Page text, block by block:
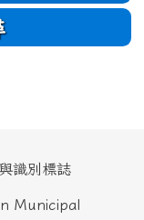
Municipal